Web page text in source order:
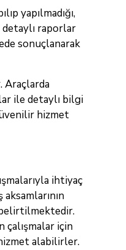
yapılmadığı,
detaylı raporlar
sonuçlanarak
Araçlarda
ile detaylı bilgi
hizmet
ihtiyaç
çalışmalar için
alabilirler.